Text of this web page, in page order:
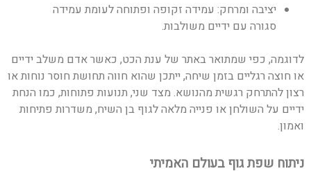
יציבה ומרחק: עמידה זקופה ופתוחה לעומת עמידה
סגורה עם ידיים משולבות.
לדוגמה, כפי שמתואר באתר של ענת הכט, כאשר אדם משלב ידיים
או חוצה רגליים בזמן שיחה, ייתכן שהוא חווה תחושת חוסר נוחות או
רצון להתרחק רגשית מהנושא. מצד שני, תנועות פתוחות, כמו הנחת
ידיים על השולחן או פנייה מלאה לגוף בן השיח, משדרות פתיחות
ואמון.
ניתוח שפת גוף בעולם האמיתי